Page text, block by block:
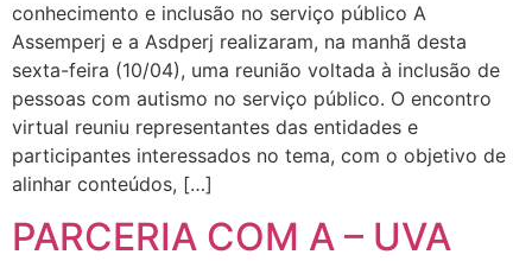
conhecimento e inclusão no serviço público A
Assemperj e a Asdperj realizaram, na manhã desta
sexta-feira (10/04), uma reunião voltada à inclusão de
pessoas com autismo no serviço público. O encontro
virtual reuniu representantes das entidades e
participantes interessados no tema, com o objetivo de
alinhar conteúdos, […]
PARCERIA COM A – UVA